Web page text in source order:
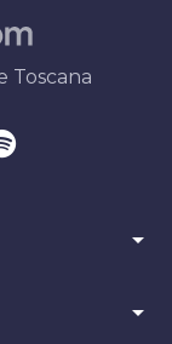
Toscana
arrow_drop_down
arrow_drop_down